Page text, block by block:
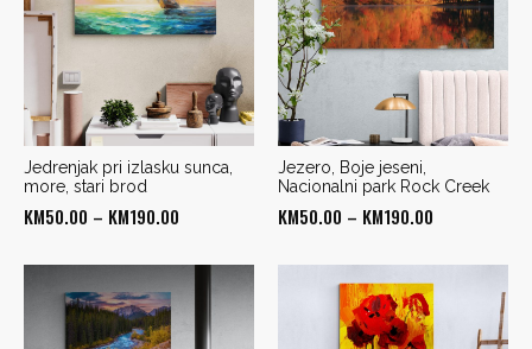
Jedrenjak pri izlasku sunca,
more, stari brod
KM50.00 – KM190.00
KM50.00
through
KM190.00
Jezero, Boje jeseni,
Nacionalni park Rock Creek
KM50.00 – KM190.00
KM190.00